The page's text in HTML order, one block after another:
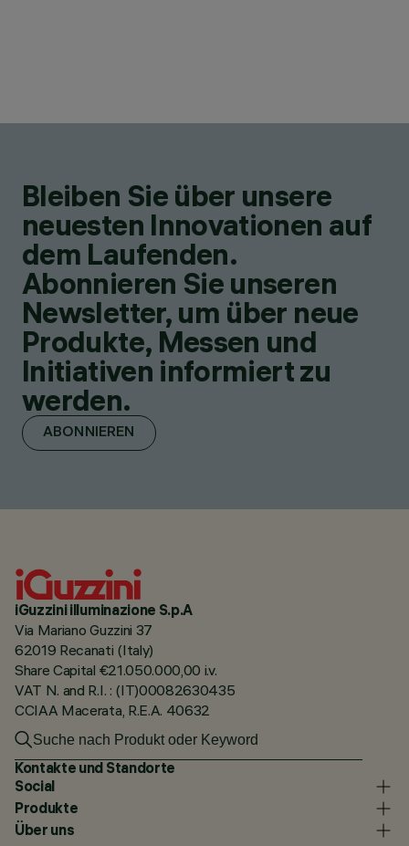
Bleiben Sie über unsere
neuesten Innovationen auf
dem Laufenden.
Abonnieren Sie unseren
Newsletter, um über neue
Produkte, Messen und
Initiativen informiert zu
werden.
ABONNIEREN
iGuzzini illuminazione S.p.A
Via Mariano Guzzini 37
62019 Recanati (Italy)
Share Capital €21.050.000,00 i.v.
VAT N. and R.I. : (IT)00082630435
CCIAA Macerata, R.E.A. 40632
Kontakte und Standorte
Social
Produkte
Über uns